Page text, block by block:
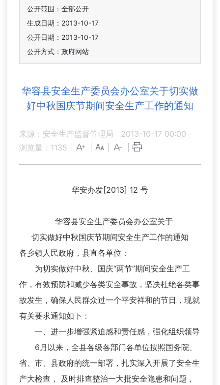
公开范围：全部公开
生成日期：2013-10-17
公开日期：2013-10-17
公开方式：政府网站
华容县安全生产委员会办公室关于切实做
好中秋国庆节期间安全生产工作的通知
来源：安全生产监督管理局
2013-10-17 00:00
浏览量： 1135
华安办发[2013] 12 号
华容县安全生产委员会办公室关于
切实做好中秋国庆节期间安全生产工作的通知
各乡镇人民政府，县直各单位：
为切实做好中秋、国庆“两节”期间安全生产工
作，有效预防和减少各类安全事故，坚决杜绝各类事
故发生，确保人民群众过一个平安祥和的节日，现就
有关要求通知如下：
一、进一步增强紧迫感和责任感，强化组织领导
6月以来，全县各级各部门各单位按照国务院、
省、市、县政府的统一部署，扎实深入开展了安全生
产大检查， 及时排查整治一大批安全隐患和问题，